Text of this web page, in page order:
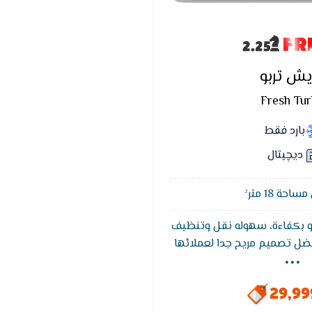
تربو
Fresh
بارد فقط
ديچيتال
18 متر²
بكفاءة، سهوله نقل وتنظيف
تصميم مريح جدا لعملائها
التكييف في الوحده الداخليه
و رفع الفلاتر لاعلي ثم
ذالك يتم اخراجها بسهوله
...